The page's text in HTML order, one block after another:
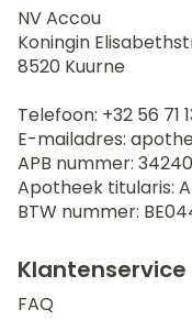
NV Accou
Koningin
8520 Kuurne
Telefoon: +32 56 71
E-mailadres:
APB nummer:
Apotheek titularis:
BTW nummer:
Klantenservice
FAQ